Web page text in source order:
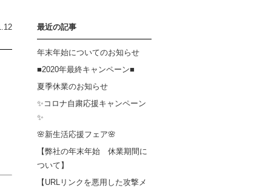
最近の記事
年末年始についてのお知らせ
■2020年最終キャンペーン■
夏季休業のお知らせ
✨コロナ自粛応援キャンペーン
✨
🌸新生活応援フェア🌸
【弊社の年末年始 休業期間に
ついて】
【URLリンクを悪用した攻撃メ